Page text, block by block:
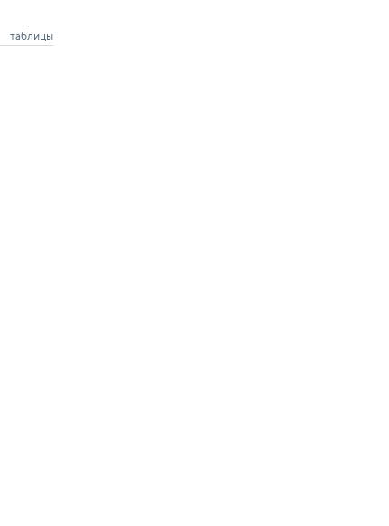
таблицы